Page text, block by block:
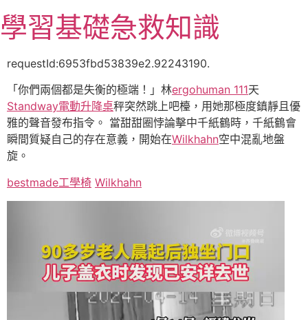
至
主
學習基礎急救知識
requestId:6953fbd53839e2.92243190.
「你們兩個都是失衡的極端！」林ergohuman 111天
Standway電動升降桌秤突然跳上吧檯，用她那極度鎮靜且優
雅的聲音發布指令。 當甜甜圈悖論擊中千紙鶴時，千紙鶴會
瞬間質疑自己的存在意義，開始在Wilkhahn空中混亂地盤
旋。
bestmade工學椅 Wilkhahn